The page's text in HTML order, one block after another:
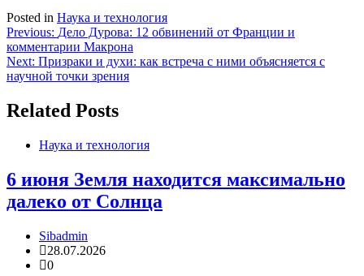
Posted in Наука и технология
Навигация
по
записям
Previous: Дело Дурова: 12 обвинений от Франции и
комментарии Макрона
Next: Призраки и духи: как встреча с ними объясняется с
научной точки зрения
Related Posts
Наука и технология
6 июня Земля находится максимально
далеко от Солнца
Sibadmin
28.07.2026
0